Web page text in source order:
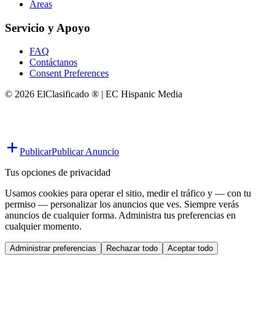
Áreas
Servicio y Apoyo
FAQ
Contáctanos
Consent Preferences
© 2026 ElClasificado ® | EC Hispanic Media
PublicarPublicar Anuncio
Tus opciones de privacidad
Usamos cookies para operar el sitio, medir el tráfico y — con tu
permiso — personalizar los anuncios que ves. Siempre verás
anuncios de cualquier forma. Administra tus preferencias en
cualquier momento.
Administrar preferencias Rechazar todo Aceptar todo